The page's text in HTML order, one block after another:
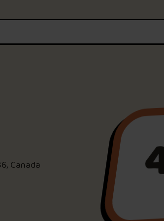
T'es un vrai
Connecte-toipour POUTZ ta
Trouve une POUTZ sur la
Palmarès des meilleures
Canada
une nouvelle fenêtre)